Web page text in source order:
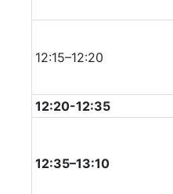
12:15–12:20
12:20-12:35
12:35–13:10